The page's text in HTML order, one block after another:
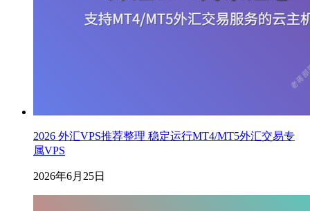
2026 外汇VPS推荐整理 稳定运行MT4/MT5外汇交易专
属VPS
2026年6月25日